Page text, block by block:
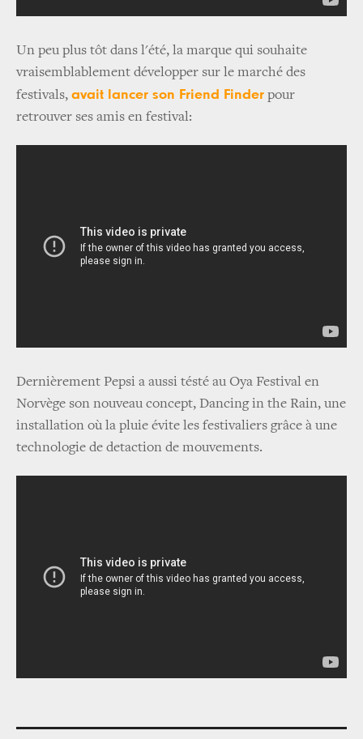
Un peu plus tôt dans l'été, la marque qui souhaite
vraisemblablement développer sur le marché des
festivals, avait lancer son Friend Finder pour
retrouver ses amis en festival:
Dernièrement Pepsi a aussi tésté au Oya Festival en
Norvège son nouveau concept, Dancing in the Rain, une
installation où la pluie évite les festivaliers grâce à une
technologie de detaction de mouvements.